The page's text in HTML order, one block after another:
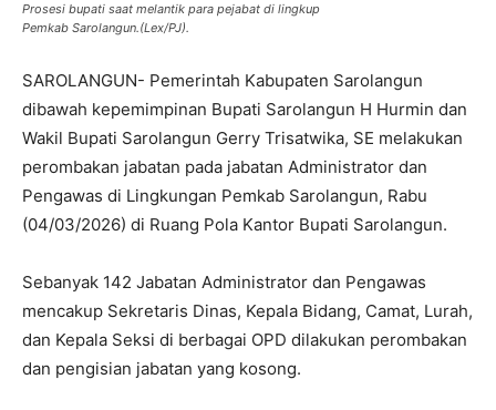
Prosesi bupati saat melantik para pejabat di lingkup
Pemkab Sarolangun.(Lex/PJ).
SAROLANGUN- Pemerintah Kabupaten Sarolangun
dibawah kepemimpinan Bupati Sarolangun H Hurmin dan
Wakil Bupati Sarolangun Gerry Trisatwika, SE melakukan
perombakan jabatan pada jabatan Administrator dan
Pengawas di Lingkungan Pemkab Sarolangun, Rabu
(04/03/2026) di Ruang Pola Kantor Bupati Sarolangun.
Sebanyak 142 Jabatan Administrator dan Pengawas
mencakup Sekretaris Dinas, Kepala Bidang, Camat, Lurah,
dan Kepala Seksi di berbagai OPD dilakukan perombakan
dan pengisian jabatan yang kosong.